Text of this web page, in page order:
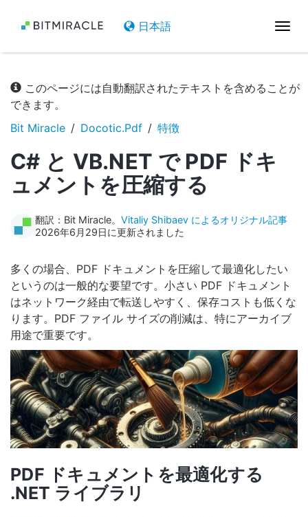
日本語
ナ
シ
このページには自動翻訳されたテキストを含めることが
できます。
Bit Miracle
Docotic.Pdf 特徴
C# と VB.NET で PDF ドキ
ュメントを圧縮する
翻訳：Bit Miracle。 Vitaliy Shibaev によるオリジナル記事
2026年6月29日に更新されました
多くの場合、PDF ドキュメントを圧縮して最適化したい
というのは一般的な要望です。小さい PDF ドキュメント
はネットワーク経由で転送しやすく、保存コストも低くな
ります。PDF ファイル サイズの削減は、特にアーカイブ
用途で重要です。
PDF ドキュメントを最適化する
.NET ライブラリ